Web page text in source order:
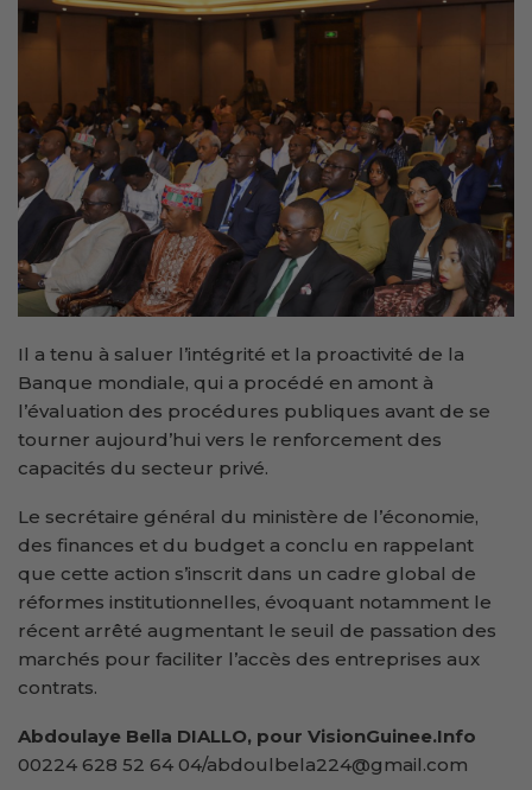
Il a tenu à saluer l’intégrité et la proactivité de la
Banque mondiale, qui a procédé en amont à
l’évaluation des procédures publiques avant de se
tourner aujourd’hui vers le renforcement des
capacités du secteur privé.
Le secrétaire général du ministère de l’économie,
des finances et du budget a conclu en rappelant
que cette action s’inscrit dans un cadre global de
réformes institutionnelles, évoquant notamment le
récent arrêté augmentant le seuil de passation des
marchés pour faciliter l’accès des entreprises aux
contrats.
Abdoulaye Bella DIALLO, pour VisionGuinee.Info
00224 628 52 64 04/abdoulbela224@gmail.com